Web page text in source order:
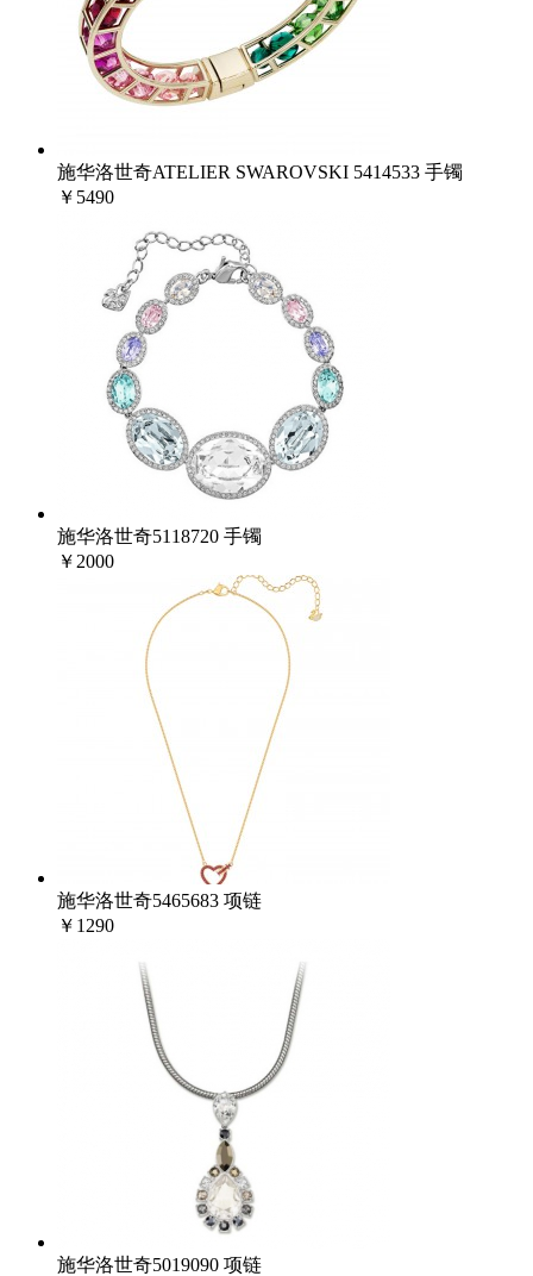
施华洛世奇ATELIER SWAROVSKI 5414533 手镯
￥5490
施华洛世奇5118720 手镯
￥2000
施华洛世奇5465683 项链
￥1290
施华洛世奇5019090 项链